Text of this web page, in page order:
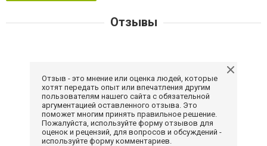
Отзывы
Отзыв - это мнение или оценка людей, которые
хотят передать опыт или впечатления другим
пользователям нашего сайта с обязательной
аргументацией оставленного отзыва. Это
поможет многим принять правильное решение.
Пожалуйста, используйте форму отзывов для
оценок и рецензий, для вопросов и обсуждений -
используйте форму комментариев.